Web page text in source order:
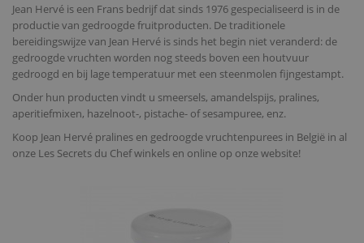
Jean Hervé is een Frans bedrijf dat sinds 1976 gespecialiseerd is in de
productie van gedroogde fruitproducten. De traditionele
bereidingswijze van Jean Hervé is sinds het begin niet veranderd: de
gedroogde vruchten worden nog steeds boven een houtvuur
gedroogd en bij lage temperatuur met een steenmolen fijngestampt.
Onder hun producten vindt u smeersels, amandelspijs, pralines,
aperitiefmixen, hazelnoot-, pistache- of sesampuree, enz.
Koop Jean Hervé pralines en gedroogde vruchtenpurees in België in al
onze Les Secrets du Chef winkels en online op onze website!